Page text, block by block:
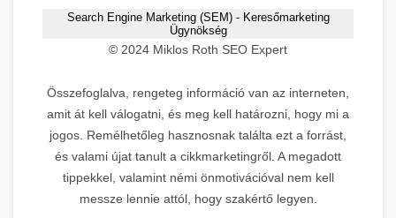
Search Engine Marketing (SEM) - Keresőmarketing
Ügynökség
© 2024 Miklos Roth SEO Expert
Összefoglalva, rengeteg információ van az interneten,
amit át kell válogatni, és meg kell határozni, hogy mi a
jogos. Remélhetőleg hasznosnak találta ezt a forrást,
és valami újat tanult a cikkmarketingről. A megadott
tippekkel, valamint némi önmotivációval nem kell
messze lennie attól, hogy szakértő legyen.